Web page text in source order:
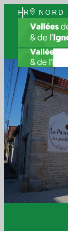
FR
END’OR,